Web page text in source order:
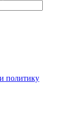
политику